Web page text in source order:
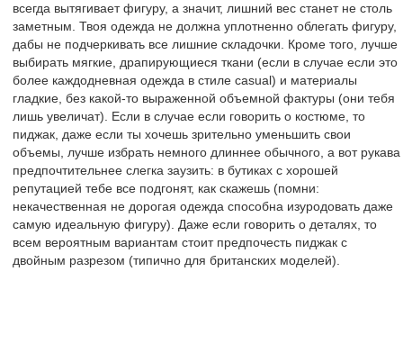
всегда вытягивает фигуру, а значит, лишний вес станет не столь
заметным. Твоя одежда не должна уплотненно облегать фигуру,
дабы не подчеркивать все лишние складочки. Кроме того, лучше
выбирать мягкие, драпирующиеся ткани (если в случае если это
более каждодневная одежда в стиле casual) и материалы
гладкие, без какой-то выраженной объемной фактуры (они тебя
лишь увеличат). Если в случае если говорить о костюме, то
пиджак, даже если ты хочешь зрительно уменьшить свои
объемы, лучше избрать немного длиннее обычного, а вот рукава
предпочтительнее слегка заузить: в бутиках с хорошей
репутацией тебе все подгонят, как скажешь (помни:
некачественная не дорогая одежда способна изуродовать даже
самую идеальную фигуру). Даже если говорить о деталях, то
всем вероятным вариантам стоит предпочесть пиджак с
двойным разрезом (типично для британских моделей).